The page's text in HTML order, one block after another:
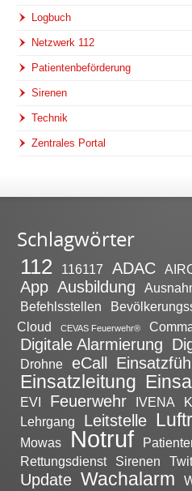
Logbuch
Netzwerk 112
Patientenbeförderung
Sirenen
Technik
Zentrales Portal
Schlagwörter
112 116117 ADAC
App Ausbildung
Befehlsstellen
Cloud
CEVAS Feuerwehr®
Digitale Alarmierung
Drohne eCall
Einsatzleitung
EVI Feuerwehr IVENA
Lehrgang
Leitstelle
Mowas
Notruf
Rettungsdienst
Sirenen
Update Wachalarm